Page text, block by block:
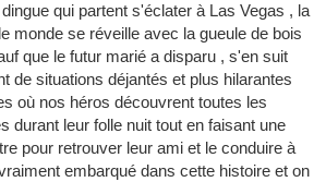
qui partent s'éclater à Las Vegas , la
monde se réveille avec la gueule de bois
que le futur marié a disparu , s'en suit
de situations déjantés et plus hilarantes
où nos héros découvrent toutes les
durant leur folle nuit tout en faisant une
pour retrouver leur ami et le conduire à
embarqué dans cette histoire et on